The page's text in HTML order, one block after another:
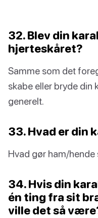
32. Blev din
hjerteskåret?
Samme som det
skabe eller bryde din
generelt.
33. Hvad er din
Hvad gør ham/hende
34. Hvis din
én ting fra sit
ville det så